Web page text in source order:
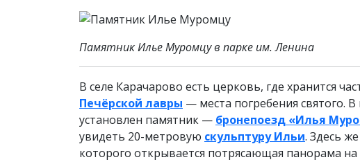
Памятник Илье Муромцу в парке им. Ленина
В селе Карачарово есть церковь, где хранится
Печёрской лавры — места погребения святого.
установлен памятник — бронепоезд «Илья
увидеть 20-метровую скульптуру Ильи. Здесь
которого открывается потрясающая панорама